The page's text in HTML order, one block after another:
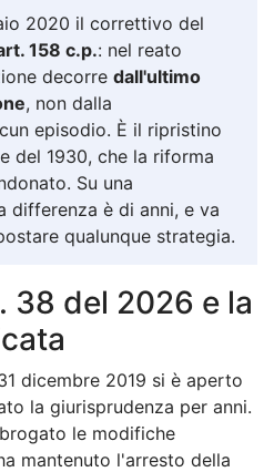
2020 il correttivo del
158 c.p.: nel reato
decorre dall'ultimo
, non dalla
episodio. È il ripristino
del 1930, che la riforma
Su una
differenza è di anni, e va
qualunque strategia.
38 del 2026 e la
dicembre 2019 si è aperto
la giurisprudenza per anni.
le modifiche
mantenuto l'arresto della